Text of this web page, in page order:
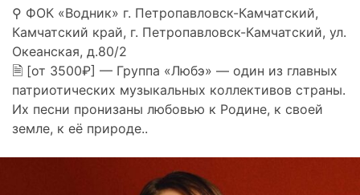
⚲ ФОК «Водник» г. Петропавловск-Камчатский,
Камчатский край, г. Петропавловск-Камчатский, ул.
Океанская, д.80/2
🗎 [от 3500₽] — Группа «Любэ» — один из главных
патриотических музыкальных коллективов страны.
Их песни пронизаны любовью к Родине, к своей
земле, к её природе..